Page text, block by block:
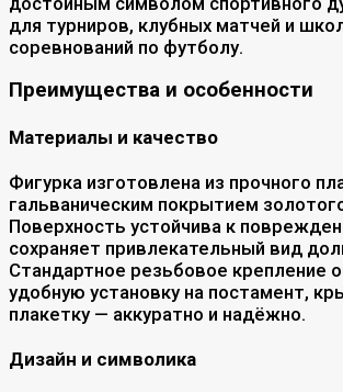
для турниров, клубных матчей и
соревнований по футболу.
Преимущества и особенности
Материалы и качество
Фигурка изготовлена из прочного
гальваническим покрытием
Поверхность устойчива к
сохраняет привлекательный вид
Стандартное резьбовое крепление
удобную установку на постамент,
плакетку — аккуратно и надёжно.
Дизайн и символика